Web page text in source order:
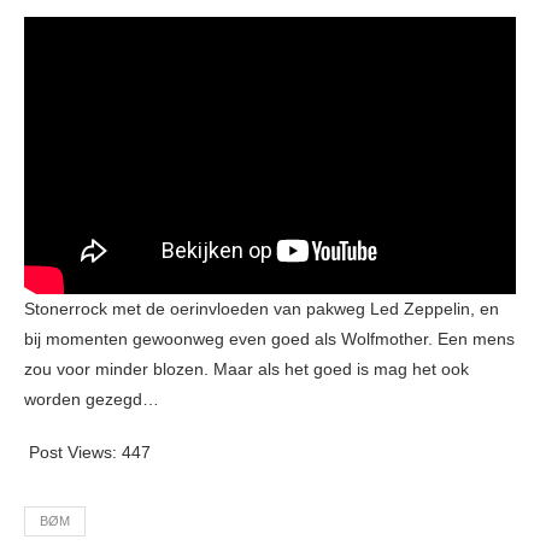
Stonerrock met de oerinvloeden van pakweg Led Zeppelin, en
bij momenten gewoonweg even goed als Wolfmother. Een mens
zou voor minder blozen. Maar als het goed is mag het ook
worden gezegd…
Post Views: 447
BØM